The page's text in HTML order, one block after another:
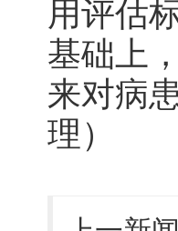
用评估
基础上
来对病
理）